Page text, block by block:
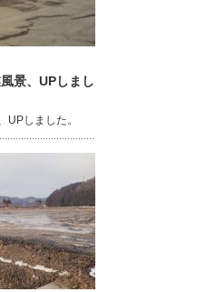
景、UPしまし
UPしました。